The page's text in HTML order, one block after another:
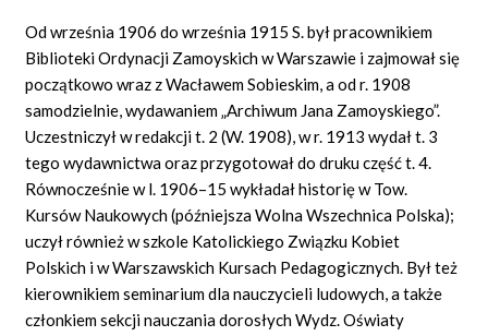
Od września 1906 do września 1915 S. był pracownikiem
Biblioteki Ordynacji Zamoyskich w Warszawie i zajmował się
początkowo wraz z Wacławem Sobieskim, a od r. 1908
samodzielnie, wydawaniem „Archiwum Jana Zamoyskiego”.
Uczestniczył w redakcji t. 2 (W. 1908), w r. 1913 wydał t. 3
tego wydawnictwa oraz przygotował do druku część t. 4.
Równocześnie w l. 1906–15 wykładał historię w Tow.
Kursów Naukowych (późniejsza Wolna Wszechnica Polska);
uczył również w szkole Katolickiego Związku Kobiet
Polskich i w Warszawskich Kursach Pedagogicznych. Był też
kierownikiem seminarium dla nauczycieli ludowych, a także
członkiem sekcji nauczania dorosłych Wydz. Oświaty